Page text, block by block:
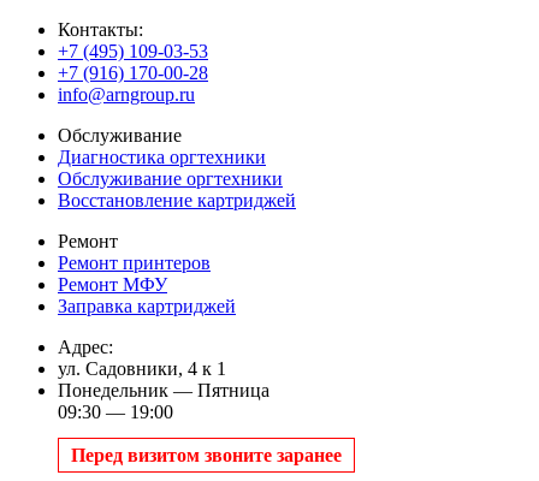
Контакты:
+7 (495) 109-03-53
+7 (916) 170-00-28
info@arngroup.ru
Обслуживание
Диагностика оргтехники
Обслуживание оргтехники
Восстановление картриджей
Ремонт
Ремонт принтеров
Ремонт МФУ
Заправка картриджей
Адрес:
ул. Садовники, 4 к 1
Понедельник — Пятница
09:30 — 19:00
Перед визитом звоните заранее